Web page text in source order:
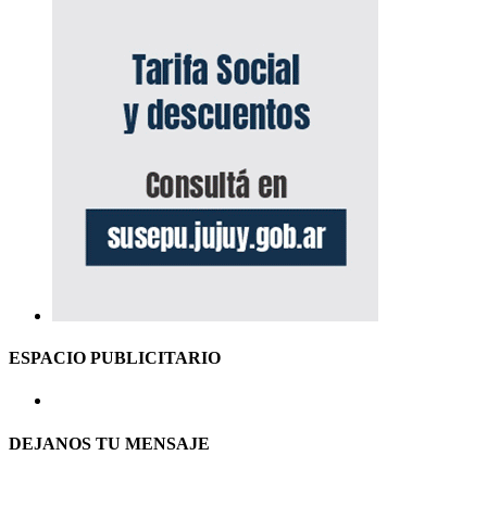
ESPACIO PUBLICITARIO
DEJANOS TU MENSAJE